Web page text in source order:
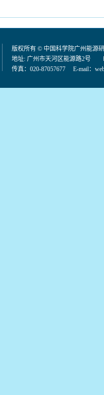
版权所有 © 中国科学院广州能源
地址: 广州市天河区能源路2号
传真：020-87057677 E-mail：